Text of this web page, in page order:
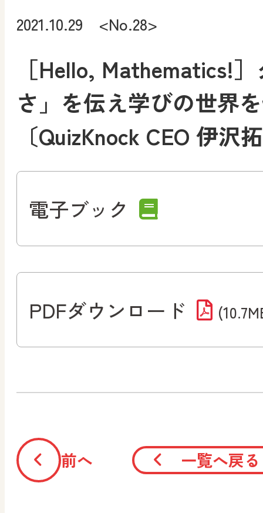
2021.10.29 <No.28>
［Hello, Mathematics!
さ」を伝え学びの世界
〔QuizKnock CEO 伊
電子ブック
PDFダウンロード
前へ 一覧へ戻る